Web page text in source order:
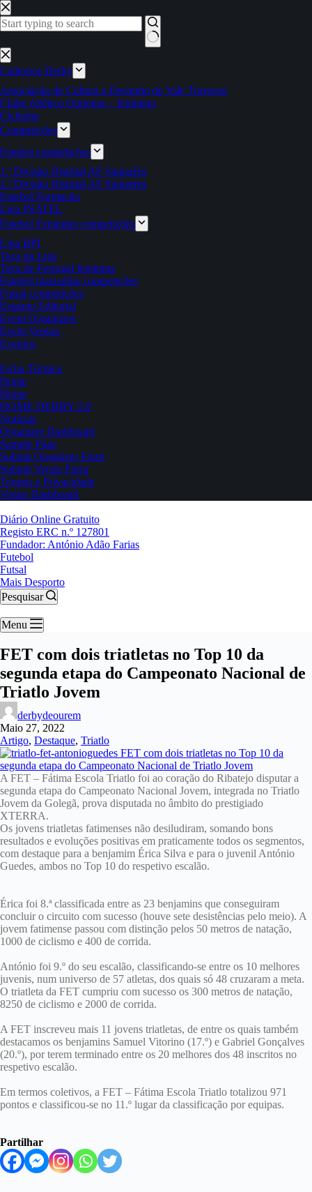
Pular
para
o
Sem
resultados
Cadernos Derby
Associação de Cultura e Desporto de Vale Travesso
Clube Atlético Ouriense – feminino
Ciclismo
Competições
Futebol competições
1.ª Divisão Distrital AF Santarém
2.ª Divisão Distrital AF Santarém
Futebol Formação
Liga INATEL
Futebol Feminino competições
Liga BPI
Taça da Liga
Taça de Portugal feminina
Futebol masculino competições
Futsal competições
Estatuto Editorial
Event Organizers
Event Venues
Eventos
Ficha Técnica
Home
Home
HOME DERBY 2.0
Notícias
Organizer Dashboard
Sample Page
Submit Organizer Form
Submit Venue Form
Termos e Privacidade
Venue Dashboard
Diário Online Gratuito
Registo ERC n.º 127801
Fundador: António Adão Farias
Futebol
Futsal
Mais Desporto
Pesquisar
Menu
FET com dois triatletas no Top 10 da
segunda etapa do Campeonato Nacional de
Triatlo Jovem
derbydeourem
Maio 27, 2022
Artigo, Destaque, Triatlo
A FET – Fátima Escola Triatlo foi ao coração do Ribatejo disputar a
segunda etapa do Campeonato Nacional Jovem, integrada no Triatlo
Jovem da Golegã, prova disputada no âmbito do prestigiado
XTERRA.
Os jovens triatletas fatimenses não desiludiram, somando bons
resultados e evoluções positivas em praticamente todos os segmentos,
com destaque para a benjamim Érica Silva e para o juvenil António
Guedes, ambos no Top 10 do respetivo escalão.
Érica foi 8.ª classificada entre as 23 benjamins que conseguiram
concluir o circuito com sucesso (houve sete desistências pelo meio). A
jovem fatimense passou com distinção pelos 50 metros de natação,
1000 de ciclismo e 400 de corrida.
António foi 9.º do seu escalão, classificando-se entre os 10 melhores
juvenis, num universo de 57 atletas, dos quais só 48 cruzaram a meta.
O triatleta da FET cumpriu com sucesso os 300 metros de natação,
8250 de ciclismo e 2000 de corrida.
A FET inscreveu mais 11 jovens triatletas, de entre os quais também
destacamos os benjamins Samuel Vitorino (17.º) e Gabriel Gonçalves
(20.º), por terem terminado entre os 20 melhores dos 48 inscritos no
respetivo escalão.
Em termos coletivos, a FET – Fátima Escola Triatlo totalizou 971
pontos e classificou-se no 11.º lugar da classificação por equipas.
Partilhar